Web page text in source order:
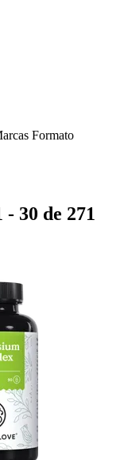
Formato
30 de 271